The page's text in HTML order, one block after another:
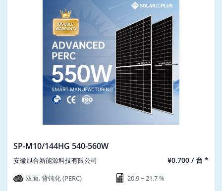
SP-M10/144HG 540-560W
安徽旭合新能源科技有限公司 ¥0.700 / 台 *
双面, 背钝化 (PERC) 20.9 ~ 21.7 %